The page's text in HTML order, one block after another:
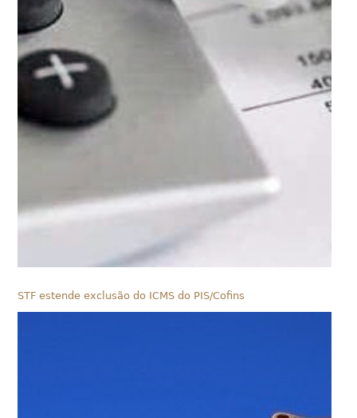
STF estende exclusão do ICMS do PIS/Cofins